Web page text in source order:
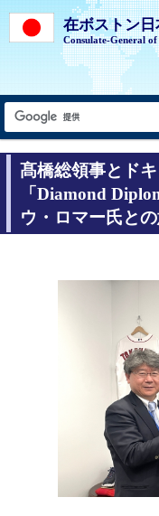
在ボストン
Consulate-General
髙橋総領事とド
「Diamond
ウ・ロマー氏と